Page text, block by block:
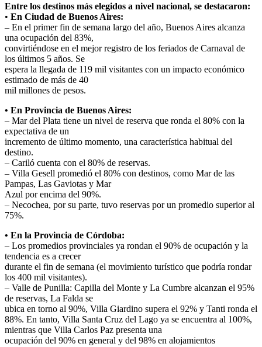
Entre los destinos más elegidos a nivel nacional, se destacaron:
• En Ciudad de Buenos Aires:
– En el primer fin de semana largo del año, Buenos Aires alcanza
una ocupación del 83%,
convirtiéndose en el mejor registro de los feriados de Carnaval de
los últimos 5 años. Se
espera la llegada de 119 mil visitantes con un impacto económico
estimado de más de 40
mil millones de pesos.
• En Provincia de Buenos Aires:
– Mar del Plata tiene un nivel de reserva que ronda el 80% con la
expectativa de un
incremento de último momento, una característica habitual del
destino.
– Cariló cuenta con el 80% de reservas.
– Villa Gesell promedió el 80% con destinos, como Mar de las
Pampas, Las Gaviotas y Mar
Azul por encima del 90%.
– Necochea, por su parte, tuvo reservas por un promedio superior al
75%.
• En la Provincia de Córdoba:
– Los promedios provinciales ya rondan el 90% de ocupación y la
tendencia es a crecer
durante el fin de semana (el movimiento turístico que podría rondar
los 400 mil visitantes).
– Valle de Punilla: Capilla del Monte y La Cumbre alcanzan el 95%
de reservas, La Falda se
ubica en torno al 90%, Villa Giardino supera el 92% y Tanti ronda el
88%. En tanto, Villa Santa Cruz del Lago ya se encuentra al 100%,
mientras que Villa Carlos Paz presenta una
ocupación del 90% en general y del 98% en alojamientos